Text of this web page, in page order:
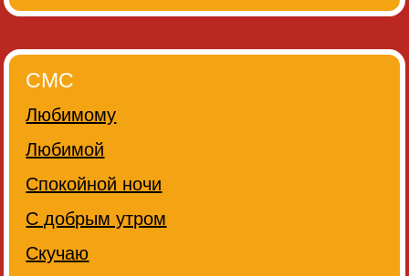
СМС
Любимому
Любимой
Спокойной ночи
С добрым утром
Скучаю